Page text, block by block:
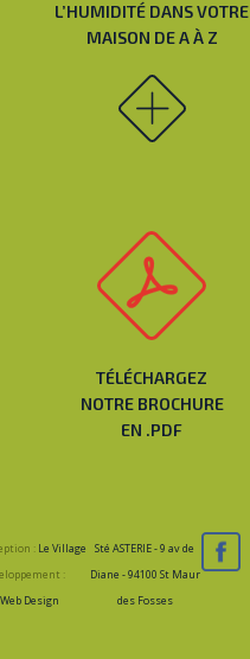
L’HUMIDITÉ DANS VOTRE
MAISON DE A À Z
TÉLÉCHARGEZ
NOTRE BROCHURE
EN .PDF
: Le Village
:
Design
Sté ASTERIE - 9 av de
Diane - 94100 St Maur
des Fosses